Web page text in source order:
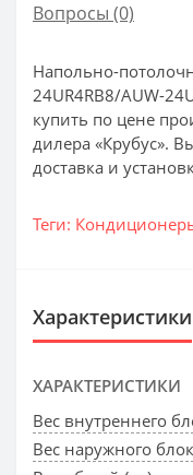
Вопросы (0)
Напольно-
24UR4RB8/AUW-
купить по цене
дилера «Крубус».
доставка и
Теги:
Характеристики
ХАРАКТЕРИСТИКИ
Вес внутреннего
Вес наружного